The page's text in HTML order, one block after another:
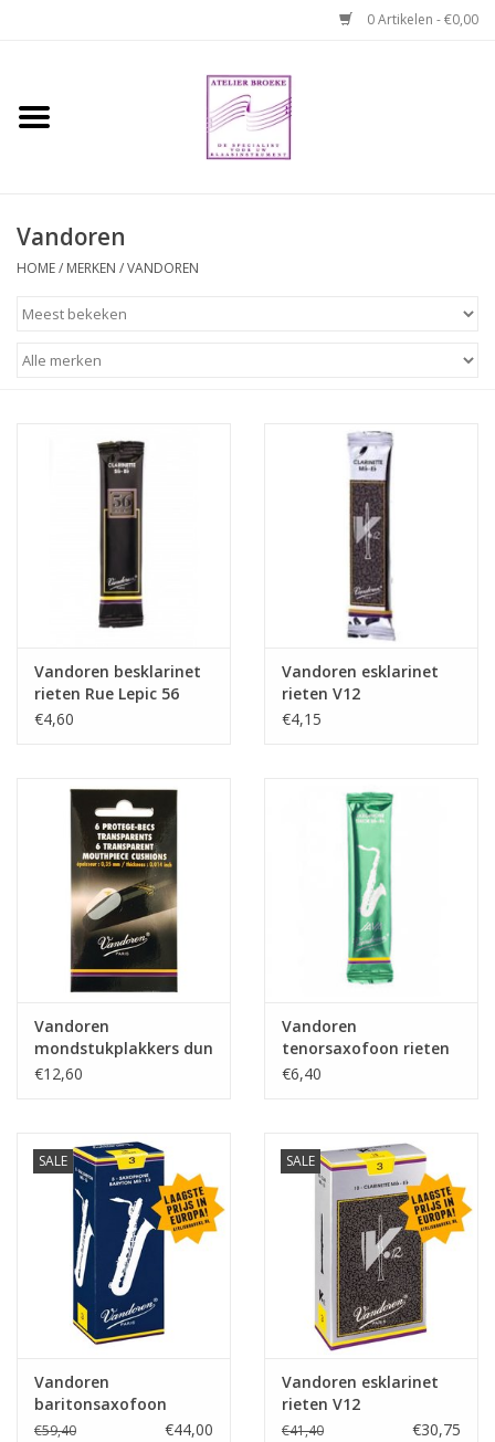
0 Artikelen - €0,00
Home
Reparaties en
Vandoren
HOME/ MERKEN /VANDOREN
Vandoren besklarinet
rieten Rue Lepic 56
€4,60
Vandoren esklarinet
rieten V12
€4,15
Vandoren
mondstukplakkers dun
en hard transparant, 6
€12,60
Vandoren
tenorsaxofoon rieten
Java
€6,40
SALE
Vandoren
baritonsaxofoon
rieten Traditional
€59,40 €44,00
SALE
Vandoren esklarinet
rieten V12
€41,40 €30,75